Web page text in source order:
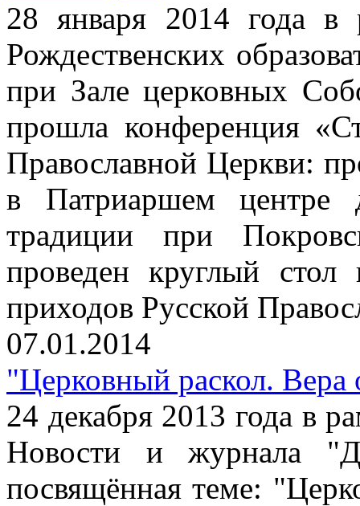
28 января 2014 года
Рождественских
при Зале церковных
прошла конференция
Православной Церкви:
в Патриаршем центре
традиции при
проведен круглый
приходов Русской
07.01.2014
"Церковный раскол. Вера
24 декабря 2013 года в
Новости и журнала
посвящённая теме: